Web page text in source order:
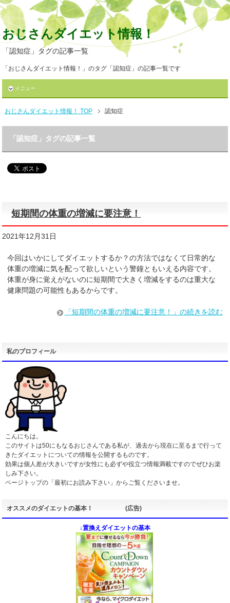
おじさんダイエット情報！
「認知症」タグの記事一覧
「おじさんダイエット情報！」のタグ「認知症」の記事一覧です
メニュー
おじさんダイエット情報！ TOP 認知症
「認知症」タグの記事一覧
短期間の体重の増減に要注意！
2021年12月31日
今回はいかにしてダイエットするか？の方法ではなくて日常的な
体重の増減に気を配って欲しいという警鐘ともいえる内容です。
体重が身に覚えがないのに短期間で大きく増減をするのは重大な
健康問題の可能性もあるからです。
「短期間の体重の増減に要注意！」の続きを読む
私のプロフィール
こんにちは。
このサイトは50にもなるおじさんである私が、過去から現在に至るまで行って
きたダイエットについての情報を公開するものです。
効果は個人差が大きいですが女性にも必ずや役立つ情報満載ですのでぜひお楽
しみ下さい。
ページトップの「最初にお読み下さい」からご覧くださいませ。
オススメのダイエットの基本！ (広告)
↓置換えダイエットの基本